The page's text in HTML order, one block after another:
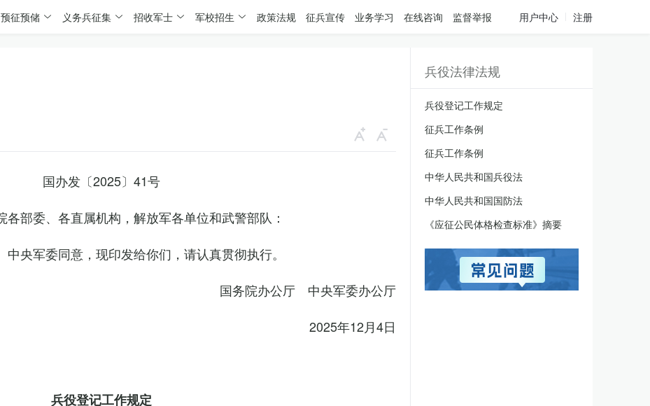
预征预储 义务兵征集 招收军士 军校招生 政策法规 征兵宣传 业务学习 在线咨询 监督举报 用户中心 注册
国办发〔2025〕41号
部委、各直属机构，解放军各单位和武警部队：
中央军委同意，现印发给你们，请认真贯彻执行。
国务院办公厅 中央军委办公厅
2025年12月4日
兵役登记工作规定
兵役法律法规
兵役登记工作规定
征兵工作条例
征兵工作条例
中华人民共和国兵役法
中华人民共和国国防法
《应征公民体格检查标准》摘要